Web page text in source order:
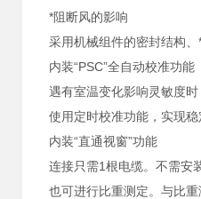
*阻断风的影响
采用机械组件的密封结构
内装“PSC”全自动校准功能
遇有室温变化影响灵敏度
使用定时校准功能，实现
内装“直通视窗”功能
连接只需1根电缆。不需安
也可进行比重测定。与比